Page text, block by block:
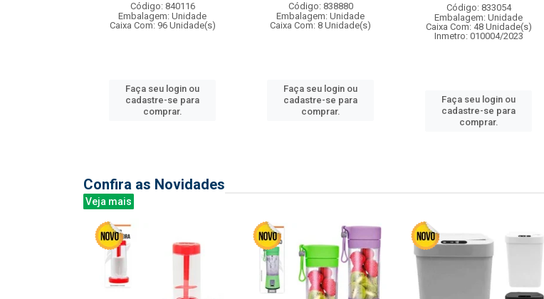
Código: 840116
Embalagem: Unidade
Caixa Com: 96 Unidade(s)
Faça seu login ou
cadastre-se para
comprar.
Código: 838880
Embalagem: Unidade
Caixa Com: 8 Unidade(s)
Faça seu login ou
cadastre-se para
comprar.
Código: 833054
Embalagem: Unidade
Caixa Com: 48 Unidade(s)
Inmetro: 010004/2023
Faça seu login ou
cadastre-se para
comprar.
Confira as Novidades
Veja mais